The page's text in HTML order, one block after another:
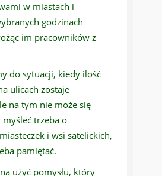
w miastach i
godzinach
im pracowników z
do sytuacji, kiedy ilość
ulicach zostaje
na tym nie może się
myśleć trzeba o
i wsi satelickich,
pamiętać.
użyć pomysłu, który